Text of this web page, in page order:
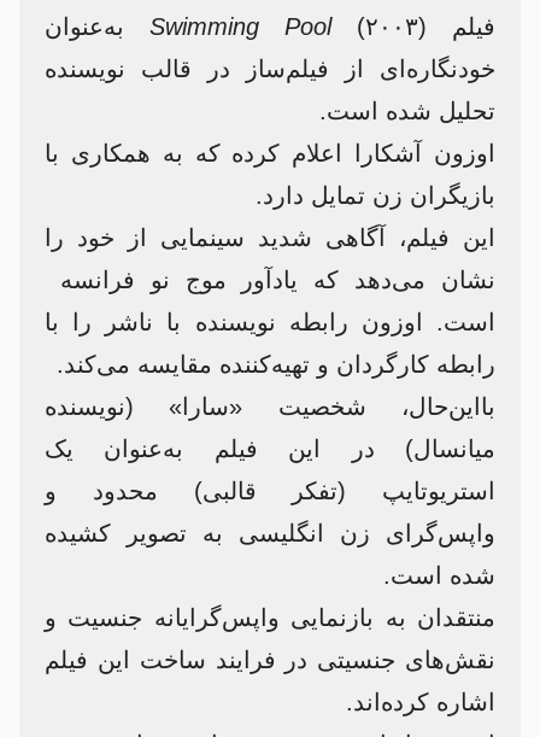
فیلم
Swimming Pool (۲۰۰۳) به‌عنوان
خودنگاره‌ای از فیلم‌ساز در قالب نویسنده
تحلیل شده است.
اوزون آشکارا اعلام کرده که به همکاری با
بازیگران زن تمایل دارد.
این فیلم، آگاهی شدید سینمایی از خود را
نشان می‌دهد که یادآور موج نو فرانسه
است. اوزون رابطه نویسنده با ناشر را با
رابطه کارگردان و تهیه‌کننده مقایسه می‌کند.
بااین‌حال، شخصیت «سارا» (نویسنده
میانسال) در این فیلم به‌عنوان یک
استریوتایپ (تفکر قالبی) محدود و
واپس‌گرای زن انگلیسی به تصویر کشیده
شده است.
منتقدان به بازنمایی واپس‌گرایانه جنسیت و
نقش‌های جنسیتی در فرایند ساخت این فیلم
اشاره کرده‌اند.